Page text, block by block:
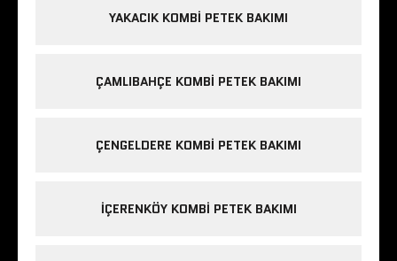
YAKACIK KOMBI PETEK BAKIMI
ÇAMLIBAHÇE KOMBI PETEK BAKIMI
ÇENGELDERE KOMBI PETEK BAKIMI
IÇERENKÖY KOMBI PETEK BAKIMI